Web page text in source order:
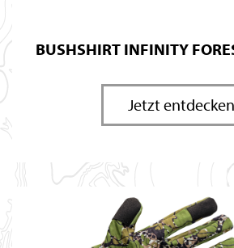
BUSHSHIRT INFINITY
Jetzt entdecken